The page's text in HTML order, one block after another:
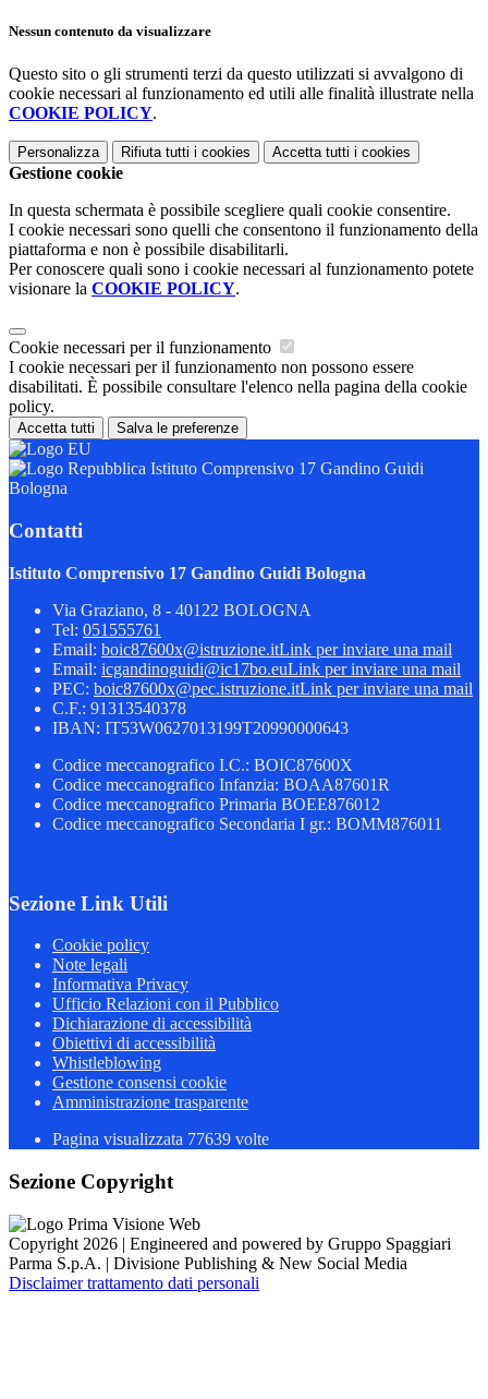
Nessun contenuto da visualizzare
Questo sito o gli strumenti terzi da questo utilizzati si avvalgono di
cookie necessari al funzionamento ed utili alle finalità illustrate nella
COOKIE POLICY.
Personalizza Rifiuta tutti i cookies Accetta tutti i cookies
Gestione cookie
In questa schermata è possibile scegliere quali cookie consentire.
I cookie necessari sono quelli che consentono il funzionamento della
piattaforma e non è possibile disabilitarli.
Per conoscere quali sono i cookie necessari al funzionamento potete
visionare la COOKIE POLICY.
Cookie necessari per il funzionamento
I cookie necessari per il funzionamento non possono essere
disabilitati. È possibile consultare l'elenco nella pagina della cookie
policy.
Accetta tutti Salva le preferenze
Istituto Comprensivo 17 Gandino Guidi
Bologna
Contatti
Istituto Comprensivo 17 Gandino Guidi Bologna
Via Graziano, 8 - 40122 BOLOGNA
Tel: 051555761
Email: boic87600x@istruzione.itLink per inviare una mail
Email: icgandinoguidi@ic17bo.euLink per inviare una mail
PEC: boic87600x@pec.istruzione.itLink per inviare una mail
C.F.: 91313540378
IBAN: IT53W0627013199T20990000643
Codice meccanografico I.C.: BOIC87600X
Codice meccanografico Infanzia: BOAA87601R
Codice meccanografico Primaria BOEE876012
Codice meccanografico Secondaria I gr.: BOMM876011
Sezione Link Utili
Cookie policy
Note legali
Informativa Privacy
Ufficio Relazioni con il Pubblico
Dichiarazione di accessibilità
Obiettivi di accessibilità
Whistleblowing
Gestione consensi cookie
Amministrazione trasparente
Pagina visualizzata 77639 volte
Sezione Copyright
Copyright 2026 | Engineered and powered by Gruppo Spaggiari
Parma S.p.A. | Divisione Publishing & New Social Media
Disclaimer trattamento dati personali